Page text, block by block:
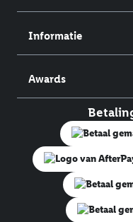
Informatie
Awards